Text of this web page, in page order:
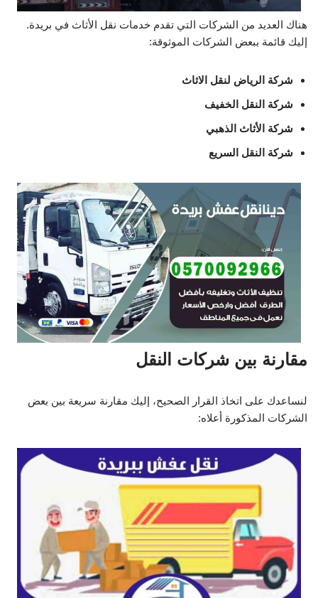
هناك العديد من الشركات التي تقدم خدمات نقل الأثاث في بريدة.
إليك قائمة ببعض الشركات الموثوقة:
شركة الرياض لنقل الاثاث
شركة النقل الخفيف
شركة الأثاث الذهبي
شركة النقل السريع
مقارنة بين شركات النقل
لنساعدك على اتخاذ القرار الصحيح، إليك مقارنة سريعة بين بعض
الشركات المذكورة أعلاه: